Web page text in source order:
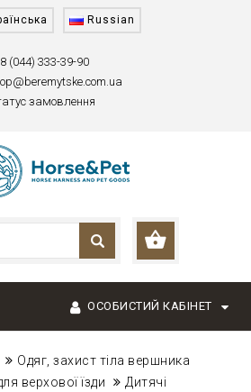
Russian
(044) 333-39-90
замовлення
ОСОБИСТИЙ КАБІНЕТ
Одяг, захист тіла вершника
верхової їзди
Дитячі